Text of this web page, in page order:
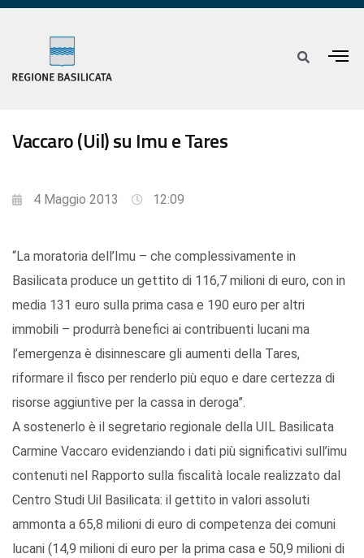
Vaccaro (Uil) su Imu e Tares
4 Maggio 2013 12:09
“La moratoria dell’Imu – che complessivamente in
Basilicata produce un gettito di 116,7 milioni di euro, con in
media 131 euro sulla prima casa e 190 euro per altri
immobili – produrrà benefici ai contribuenti lucani ma
l’emergenza è disinnescare gli aumenti della Tares,
riformare il fisco per renderlo più equo e dare certezza di
risorse aggiuntive per la cassa in deroga”.
A sostenerlo è il segretario regionale della UIL Basilicata
Carmine Vaccaro evidenziando i dati più significativi sull’imu
contenuti nel Rapporto sulla fiscalità locale realizzato dal
Centro Studi Uil Basilicata: il gettito in valori assoluti
ammonta a 65,8 milioni di euro di competenza dei comuni
lucani (14,9 milioni di euro per la prima casa e 50,9 milioni di